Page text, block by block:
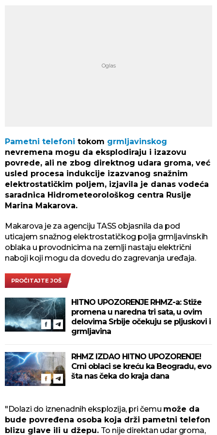
Pametni telefoni tokom grmljavinskog
nevremena mogu da eksplodiraju i izazovu
povrede, ali ne zbog direktnog udara groma, već
usled procesa indukcije izazvanog snažnim
elektrostatičkim poljem, izjavila je danas vodeća
saradnica Hidrometeorološkog centra Rusije
Marina Makarova.
Makarova je za agenciju TASS objasnila da pod
uticajem snažnog elektrostatičkog polja grmljavinskih
oblaka u provodnicima na zemlji nastaju električni
naboji koji mogu da dovedu do zagrevanja uređaja.
PROČITAJTE JOŠ
HITNO UPOZORENJE RHMZ-a: Stiže
promena u naredna tri sata, u ovim
delovima Srbije očekuju se pljuskovi i
grmljavina
RHMZ IZDAO HITNO UPOZORENJE!
Crni oblaci se kreću ka Beogradu, evo
šta nas čeka do kraja dana
"Dolazi do iznenadnih eksplozija, pri čemu može da
bude povređena osoba koja drži pametni telefon
blizu glave ili u džepu. To nije direktan udar groma,